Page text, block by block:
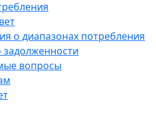
о диапазонах потребления
вопросы